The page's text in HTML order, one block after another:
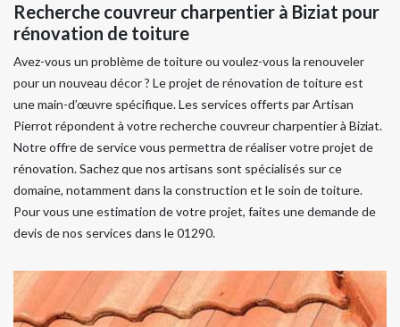
Recherche couvreur charpentier à Biziat pour
rénovation de toiture
Avez-vous un problème de toiture ou voulez-vous la renouveler
pour un nouveau décor ? Le projet de rénovation de toiture est
une main-d’œuvre spécifique. Les services offerts par Artisan
Pierrot répondent à votre recherche couvreur charpentier à Biziat.
Notre offre de service vous permettra de réaliser votre projet de
rénovation. Sachez que nos artisans sont spécialisés sur ce
domaine, notamment dans la construction et le soin de toiture.
Pour vous une estimation de votre projet, faites une demande de
devis de nos services dans le 01290.